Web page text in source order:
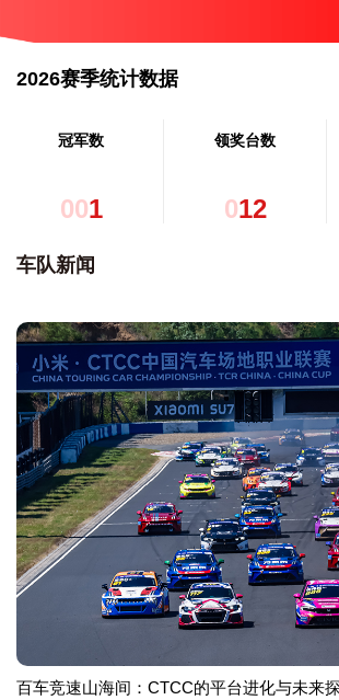
2026赛季统计数据
冠军数
001
领奖台数
012
车队新闻
百车竞速山海间：CTCC的平台进化与未来